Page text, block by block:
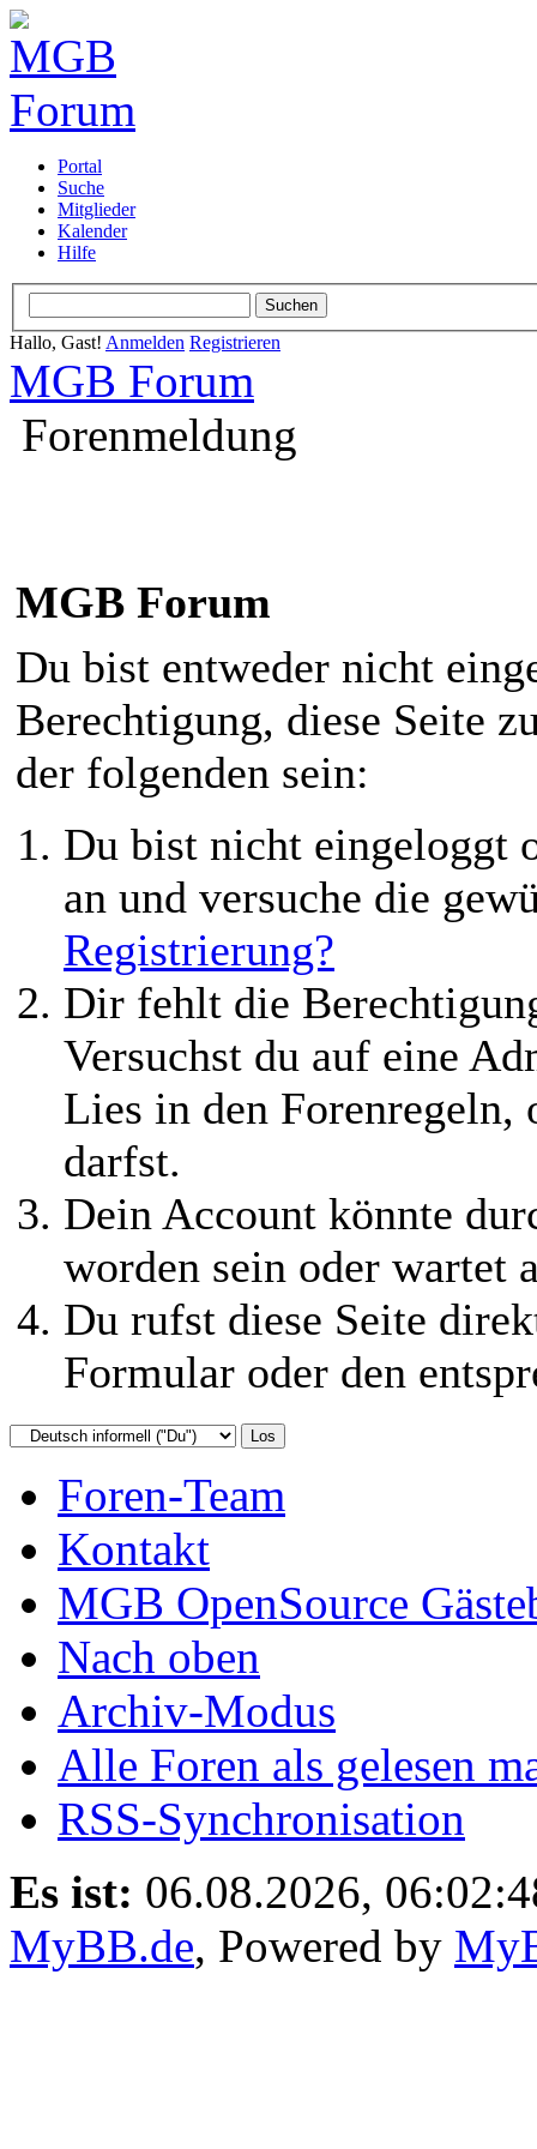
Portal
Suche
Mitglieder
Kalender
Hilfe
Hallo, Gast! Anmelden Registrieren
MGB Forum
Forenmeldung
MGB Forum
Du bist entweder nicht
Berechtigung, diese Seite
der folgenden sein:
Du bist nicht eingeloggt
an und versuche die
Registrierung?
Dir fehlt die
Versuchst du auf eine
Lies in den Forenregeln,
darfst.
Dein Account könnte
worden sein oder wartet
Du rufst diese Seite
Formular oder den
Foren-Team
Kontakt
MGB OpenSource
Nach oben
Archiv-Modus
Alle Foren als gelesen
RSS-Synchronisation
Es ist: 06.08.2026,
MyBB.de, Powered by